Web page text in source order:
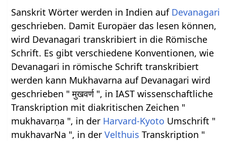
Sanskrit Wörter werden in Indien auf Devanagari
geschrieben. Damit Europäer das lesen können,
wird Devanagari transkribiert in die Römische
Schrift. Es gibt verschiedene Konventionen, wie
Devanagari in römische Schrift transkribiert
werden kann Mukhavarna auf Devanagari wird
geschrieben " मुखवर्ण ", in IAST wissenschaftliche
Transkription mit diakritischen Zeichen "
mukhavarṇa ", in der Harvard-Kyoto Umschrift "
mukhavarNa ", in derVelthuis Transkription "